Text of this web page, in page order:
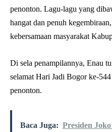
penonton. Lagu-lagu yang
hangat dan penuh
kebersamaan masyarakat
Di sela penampilannya, Enau
selamat Hari Jadi Bogor ke-
penonton.
Baca Juga: Presiden